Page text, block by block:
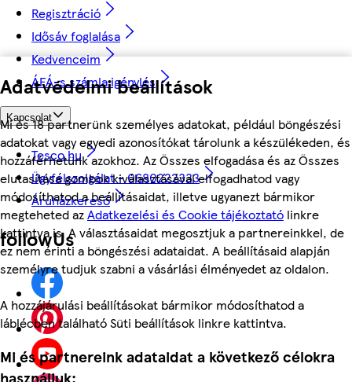
Adatvédelmi beállítások
Mi és 18 partnerünk személyes adatokat, például böngészési
adatokat vagy egyedi azonosítókat tárolunk a készülékeden, és
hozzáférhetünk azokhoz. Az Összes elfogadása és az Összes
elutasítása gombok kiválasztásával elfogadhatod vagy
módosíthatod a beállításaidat, illetve ugyanezt bármikor
megteheted azAdatkezelési és Cookie tájékoztató linkre
kattintva is. A választásaidat megosztjuk a partnereinkkel, de
ez nem érinti a böngészési adataidat. A beállításaid alapján
személyre tudjuk szabni a vásárlási élményedet az oldalon.
A hozzájárulási beállításokat bármikor módosíthatod a
láblécben található Süti beállítások linkre kattintva.
Mi és partnereink adataidat a következő célokra
Regisztráció
Idősáv foglalása
Kedvenceim
ÁFÁ-s számla igénylés
Kapcsolat
Tesco.hu
Ügyfélszolgálat - 0680222333
Áruházkereső
followUs